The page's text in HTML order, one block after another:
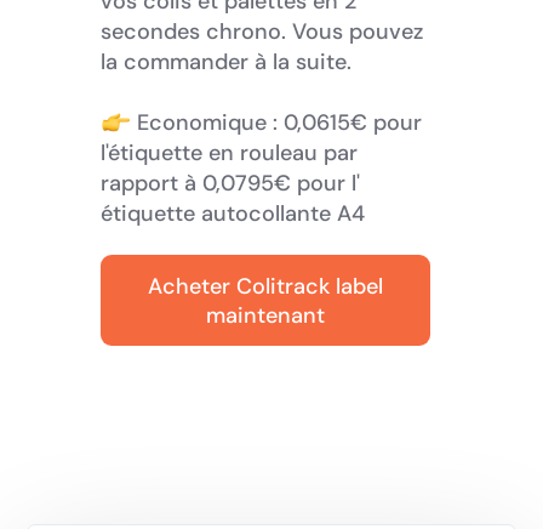
secondes chrono. Vous pouvez
la commander à la suite.
Economique : 0,0615€ pour
l'étiquette en rouleau par
rapport à 0,0795€ pour l'
étiquette autocollante A4
Acheter Colitrack label
maintenant